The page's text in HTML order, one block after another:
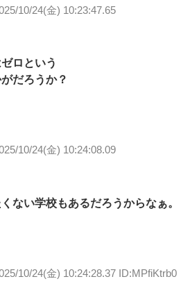
10/24(金) 10:23:47.65
ロという
だろうか？
10/24(金) 10:24:08.09
ない学校もあるだろうからなぁ。
10/24(金) 10:24:28.37 ID:MPfiKtrb0